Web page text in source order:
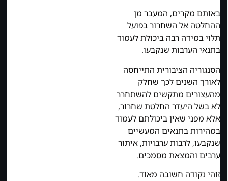
באותם מקרים, המעבר מן
ההחלטה אל השחרור בפועל
תלוי במידה רבה ביכולת לעמוד
בתנאי הערבות שנקבעו.
הסנגוריה הציבורית התייחסה
לאורך השנים לכך שחלק
מהעצורים מתקשים להשתחרר
לא בשל היעדר החלטת שחרור,
אלא מפני שאין ביכולתם לעמוד
במהירות בתנאים המעשיים
שנקבעו, לרבות ערבויות, איתור
ערבים והמצאת מסמכים.
זוהי נקודה חשובה מאוד.